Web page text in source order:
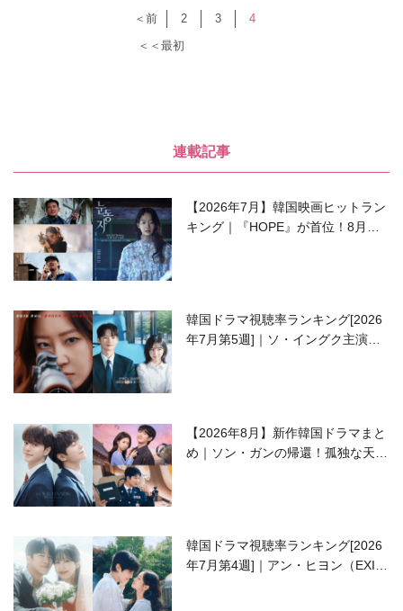
＜＜最初
＜前 2 3 4
連載記事
【2026年7月】韓国映画ヒットラン
キング｜『HOPE』が首位！8月公
韓国ドラマ視聴率ランキング[2026
年7月第5週]｜ソ・イングク主演の
【2026年8月】新作韓国ドラマまと
め｜ソン・ガンの帰還！孤独な天才
韓国ドラマ視聴率ランキング[2026
年7月第4週]｜アン・ヒヨン（EXID